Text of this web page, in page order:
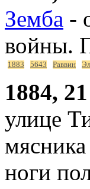
Земба -
войны.
1883 5643 Раввин
1884,
улице
ноги